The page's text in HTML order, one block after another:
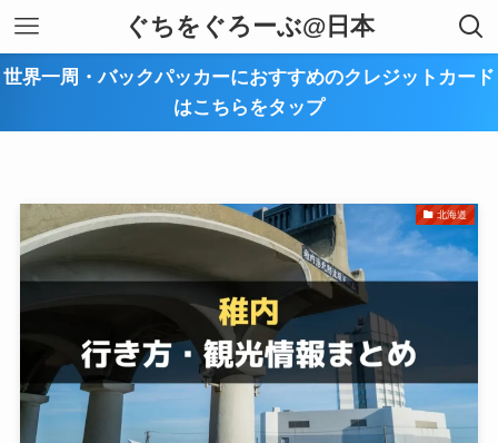
ぐちをぐろーぶ@日本
世界一周・バックパッカーにおすすめのクレジットカード
はこちらをタップ
北海道